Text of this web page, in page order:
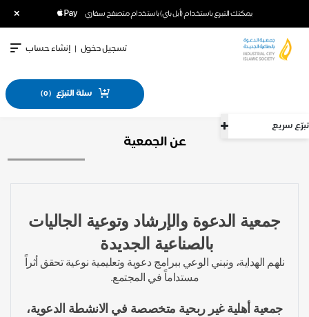
يمكنك التبرع باستخدام (أبل باي) باستخدام متصفح سفاري ×
تبرّع سريع
تسجيل دخول | إنشاء حساب
سلة التبرّع (
0
)
عن الجمعية
جمعية الدعوة والإرشاد وتوعية الجاليات
بالصناعية الجديدة
نلهم الهداية، ونبني الوعي ببرامج دعوية وتعليمية نوعية تحقق أثراً
مستداماً في المجتمع.
جمعية أهلية غير ربحية متخصصة في الانشطة الدعوية،